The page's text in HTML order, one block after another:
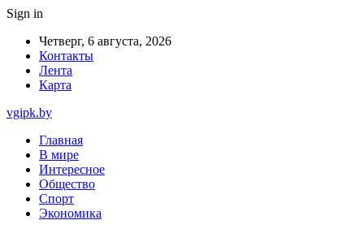
Sign in
Четверг, 6 августа, 2026
Контакты
Лента
Карта
vgipk.by
Главная
В мире
Интересное
Общество
Спорт
Экономика